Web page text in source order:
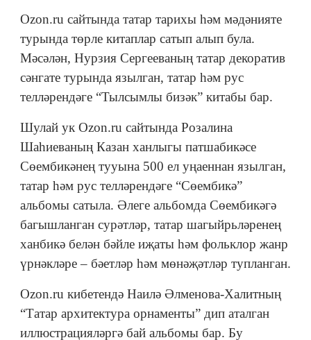
Оzon.ru сайтында татар тарихы һәм мәдәнияте
турында төрле китаплар сатып алып була.
Мәсәлән, Нурзия Сергееваның татар декоратив
сәнгате турында язылган, татар һәм рус
телләрендәге “Тылсымлы бизәк” китабы бар.
Шулай ук Оzon.ru сайтында Розалина
Шаһиеваның Казан ханлыгы патшабикәсе
Сөембикәнең тууына 500 ел уңаеннан язылган,
татар һәм рус телләрендәге “Сөембикә”
альбомы сатыла. Әлеге альбомда Сөембикәгә
багышланган сурәтләр, татар шагыйрьләренең
ханбикә белән бәйле иҗаты һәм фольклор жанр
үрнәкләре – бәетләр һәм мөнәҗәтләр тупланган.
Оzon.ru кибетендә Наилә Әлменова-Халитның
“Татар архитектура орнаменты” дип аталган
иллюстрацияләргә бай альбомы бар. Бу